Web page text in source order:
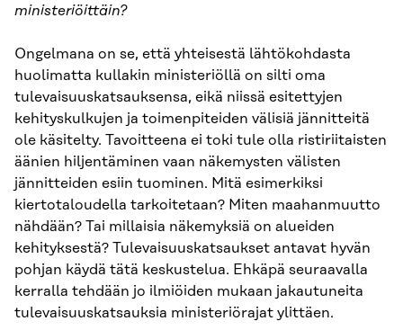
ministeriöittäin?
Ongelmana on se, että yhteisestä lähtökohdasta
huolimatta kullakin ministeriöllä on silti oma
tulevaisuuskatsauksensa, eikä niissä esitettyjen
kehityskulkujen ja toimenpiteiden välisiä jännitteitä
ole käsitelty. Tavoitteena ei toki tule olla ristiriitaisten
äänien hiljentäminen vaan näkemysten välisten
jännitteiden esiin tuominen. Mitä esimerkiksi
kiertotaloudella tarkoitetaan? Miten maahanmuutto
nähdään? Tai millaisia näkemyksiä on alueiden
kehityksestä? Tulevaisuuskatsaukset antavat hyvän
pohjan käydä tätä keskustelua. Ehkäpä seuraavalla
kerralla tehdään jo ilmiöiden mukaan jakautuneita
tulevaisuuskatsauksia ministeriörajat ylittäen.